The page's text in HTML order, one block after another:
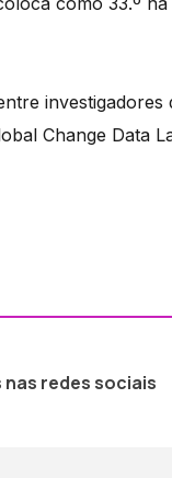
investigadores
Change Data
redes sociais